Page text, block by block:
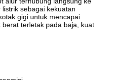
sebagai kekuatan
gigi untuk mencapai
terletak pada baja, kuat